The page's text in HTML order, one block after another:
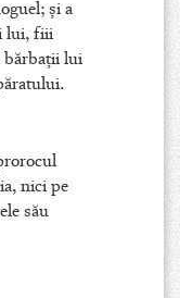
şi a
lui, fiii
lui
nici pe
său